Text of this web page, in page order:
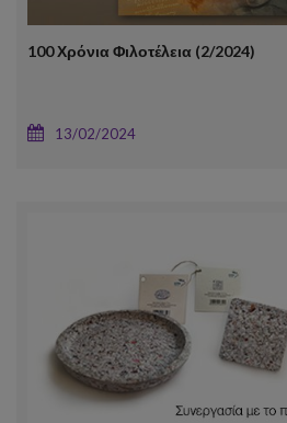
100 Χρόνια Φιλοτέλεια (2/2024)
13/02/2024